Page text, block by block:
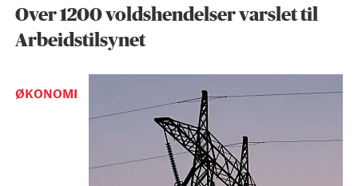
Over 1200 voldshendelser varslet til
Arbeidstilsynet
ØKONOMI